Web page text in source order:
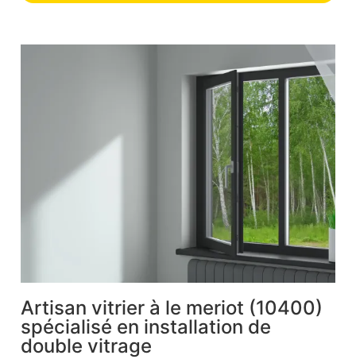
Artisan vitrier à le meriot (10400)
spécialisé en installation de
double vitrage